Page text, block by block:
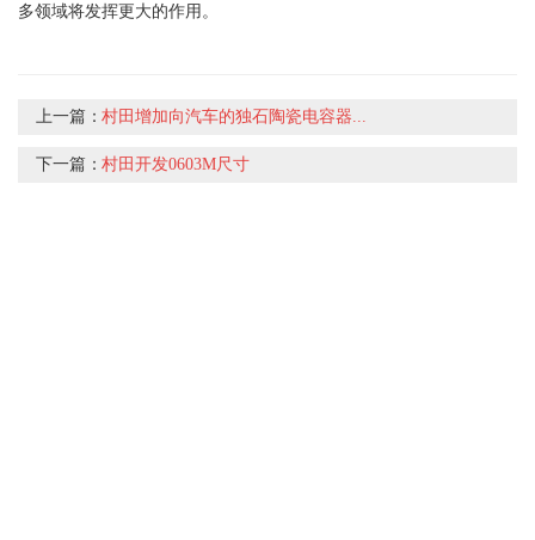
多领域将发挥更大的作用。
上一篇：村田增加向汽车的独石陶瓷电容器...
下一篇：村田开发0603M尺寸